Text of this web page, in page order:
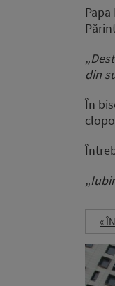
din
În
«